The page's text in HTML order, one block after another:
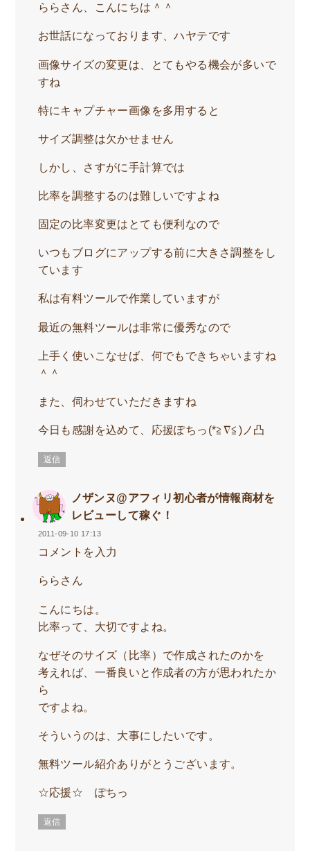
ららさん、こんにちは＾＾
お世話になっております、ハヤテです
画像サイズの変更は、とてもやる機会が多いで
すね
特にキャプチャー画像を多用すると
サイズ調整は欠かせません
しかし、さすがに手計算では
比率を調整するのは難しいですよね
固定の比率変更はとても便利なので
いつもブログにアップする前に大きさ調整をし
ています
私は有料ツールで作業していますが
最近の無料ツールは非常に優秀なので
上手く使いこなせば、何でもできちゃいますね
＾＾
また、伺わせていただきますね
今日も感謝を込めて、応援ぽちっ(*≧∇≦)ノ凸
返信
ノザンヌ@アフィリ初心者が情報商材を
レビューして稼ぐ！
2011-09-10 17:13
コメントを入力
ららさん
こんにちは。
比率って、大切ですよね。
なぜそのサイズ（比率）で作成されたのかを
考えれば、一番良いと作成者の方が思われたか
ら
ですよね。
そういうのは、大事にしたいです。
無料ツール紹介ありがとうございます。
☆応援☆ ぽちっ
返信